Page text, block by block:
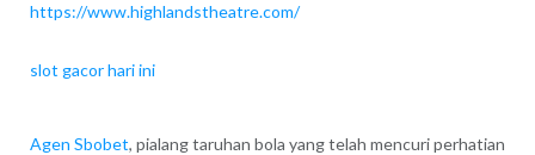
https://www.highlandstheatre.com/
slot gacor hari ini
Agen Sbobet, pialang taruhan bola yang telah mencuri perhatian